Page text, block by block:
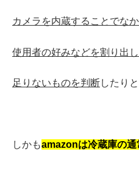
カメラを内蔵することでな
使用者の好みなどを割り出し
足りないものを判断したり
しかもamazonは冷蔵庫の通